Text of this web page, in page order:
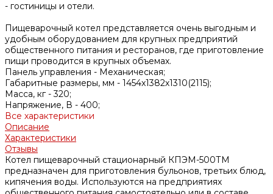
- гостиницы и отели.
Пищеварочный котел представляется очень выгодным и
удобным оборудованием для крупных предприятий
общественного питания и ресторанов, где приготовление
пищи проводится в крупных объемах.
Панель управления - Механическая;
Габаритные размеры, мм - 1454x1382х1310(2115);
Масса, кг -320;
Напряжение, В - 400;
Все характеристики
Описание
Характеристики
Отзывы
Котел пищеварочный стационарный КПЭМ-500ТМ
предназначен для приготовления бульонов, третьих блюд,
кипячения воды. Используются на предприятиях